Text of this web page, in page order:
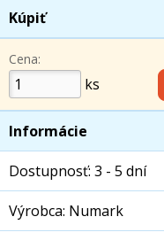
Kúpiť
Cena:
ks
Informácie
Dostupnosť: 3 - 5 dní
Výrobca: Numark